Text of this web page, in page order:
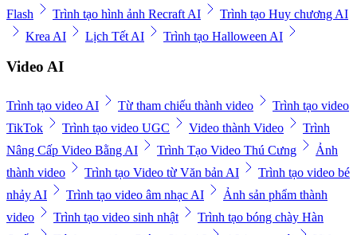
Flash
Trình tạo hình ảnh Recraft AI
Trình tạo Huy chương AI
Krea AI
Lịch Tết AI Trình tạo Halloween AI
Video AI
Trình tạo video AI Từ tham chiếu thành video
Trình tạo video
TikTok
Trình tạo video UGC Video thành Video
Trình
Nâng Cấp Video Bằng AI
Trình Tạo Video Thú Cưng
Ảnh
thành video
Trình tạo Video từ Văn bản AI
Trình tạo video bé
nhảy AI
Trình tạo video âm nhạc AI
Ảnh sản phẩm thành
video
Trình tạo video sinh nhật
Trình tạo bóng chày Hàn